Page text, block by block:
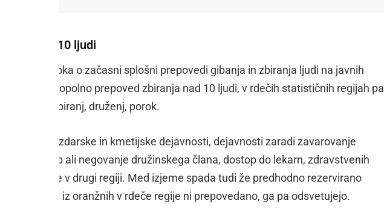
nad 10 ljudi
odloka o začasni splošni prepovedi gibanja in zbiranja ljudi na javnih
prinaša popolno prepoved zbiranja nad 10 ljudi, v rdečih statističnih regijah pa
prepoved zbiranj, druženj, porok.
z dela, gozdarske in kmetijske dejavnosti, dejavnosti zaradi zavarovanje
varstvo oseb ali negovanje družinskega člana, dostop do lekarn, zdravstvenih
v drugi regiji. Med izjeme spada tudi že predhodno rezervirano
Gibanje iz oranžnih v rdeče regije ni prepovedano, ga pa odsvetujejo.